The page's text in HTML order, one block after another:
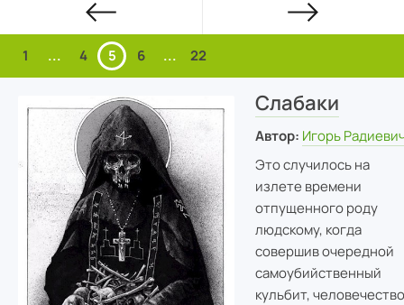
1 ... 4 5 6 ... 22
Слабаки
Автор: Игорь
Это случилось на
излете времени
отпущенного роду
людскому, когда
совершив очередной
самоубийственный
кульбит, человечество